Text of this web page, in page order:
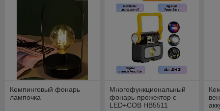
Кемпинговый фонарь
лампочка
Многофункциональный
фонарь-прожектор с
LED+COB HB5511